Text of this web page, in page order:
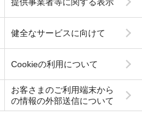
提供事業者等に関する表示
健全なサービスに向けて
Cookieの利用について
お客さまのご利用端末から
の情報の外部送信について